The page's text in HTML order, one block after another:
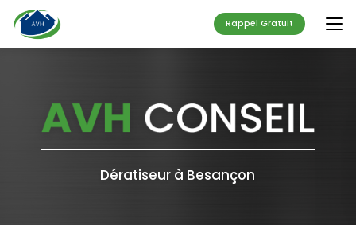
au
contenu
principal
Rappel Gratuit
Dératiseur à Besançon